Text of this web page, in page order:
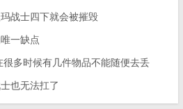
战士四下就会被摧毁
一缺点
多时候有几件物品不能随便去丢
也无法扛了